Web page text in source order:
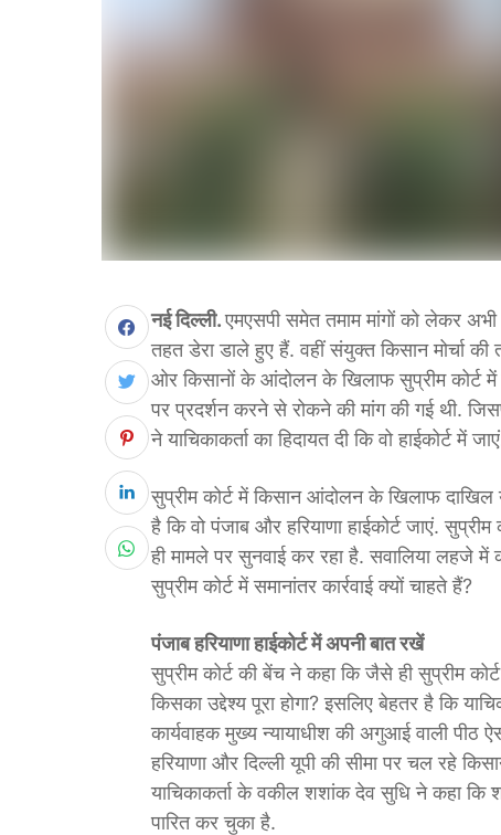
नई दिल्ली.एमएसपी समेत तमाम मांगों को लेकर
तहत डेरा डाले हुए हैं. वहीं संयुक्त किसान मोर्चा
ओर किसानों के आंदोलन के खिलाफ सुप्रीम कोर्ट में
पर प्रदर्शन करने से रोकने की मांग की गई थी.
ने याचिकाकर्ता का हिदायत दी कि वो हाईकोर्ट में
सुप्रीम कोर्ट में किसान आंदोलन के खिलाफ दाखिल
है कि वो पंजाब और हरियाणा हाईकोर्ट जाएं. सुप्रीम
ही मामले पर सुनवाई कर रहा है. सवालिया लहजे
सुप्रीम कोर्ट में समानांतर कार्रवाई क्यों चाहते हैं?
पंजाब हरियाणा हाईकोर्ट में अपनी बात रखें
सुप्रीम कोर्ट की बेंच ने कहा कि जैसे ही सुप्रीम
किसका उद्देश्य पूरा होगा? इसलिए बेहतर है कि
कार्यवाहक मुख्य न्यायाधीश की अगुआई वाली पीठ
हरियाणा और दिल्ली यूपी की सीमा पर चल रहे
याचिकाकर्ता के वकील शशांक देव सुधि ने कहा कि
पारित कर चुका है.